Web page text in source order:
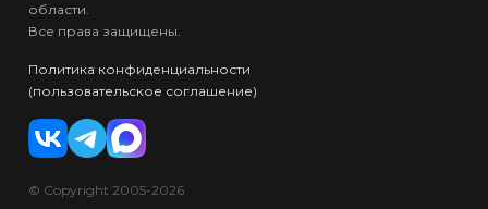
области.
Все права защищены.
Политика конфиденциальности
(пользовательское соглашение)
© Copyright 2005-2026